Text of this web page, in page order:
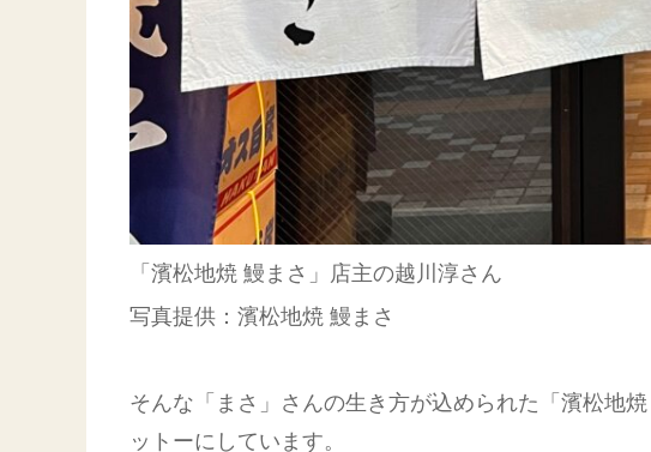
「濱松地焼 鰻まさ」店主の越川淳さん
写真提供：濱松地焼 鰻まさ
そんな「まさ」さんの生き方が込められた「濱松地
ットーにしています。